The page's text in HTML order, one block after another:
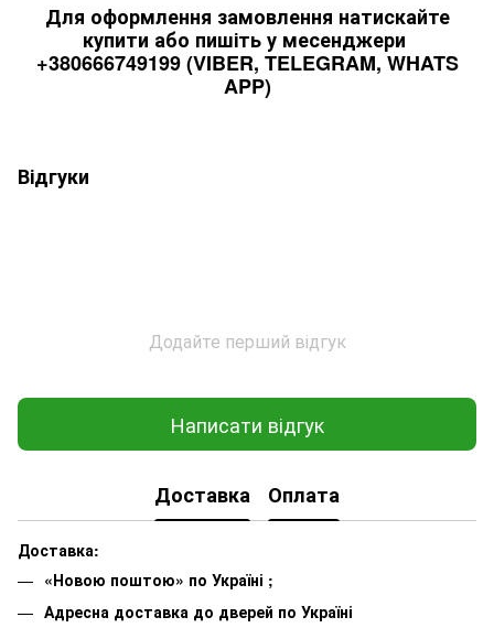
Для оформлення замовлення натискайте
купити або пишіть у месенджери
+380666749199 (VIBER, TELEGRAM, WHATS
APP)
Відгуки
Додайте перший відгук
Написати відгук
Доставка Оплата
Доставка:
«Новою поштою» по Україні ;
Адресна доставка до дверей по Україні